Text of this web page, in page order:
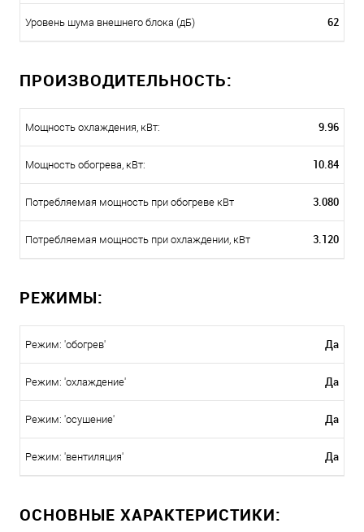
Уровень шума внешнего блока (дБ) 62
ПРОИЗВОДИТЕЛЬНОСТЬ:
Мощность охлаждения, кВт: 9.96
Мощность обогрева, кВт: 10.84
Потребляемая мощность при обогреве кВт 3.080
Потребляемая мощность при охлаждении, кВт 3.120
РЕЖИМЫ:
Режим: 'обогрев' Да
Режим: 'охлаждение' Да
Режим: 'осушение' Да
Режим: 'вентиляция' Да
ОСНОВНЫЕ ХАРАКТЕРИСТИКИ: